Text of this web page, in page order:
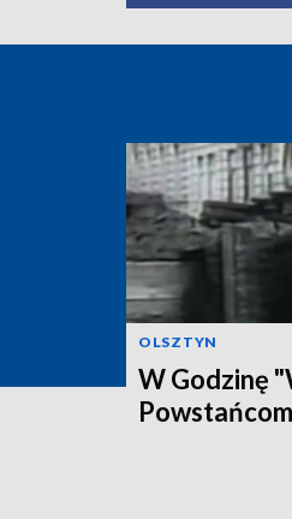
OLSZTYN
W Godzinę
Powstańcom